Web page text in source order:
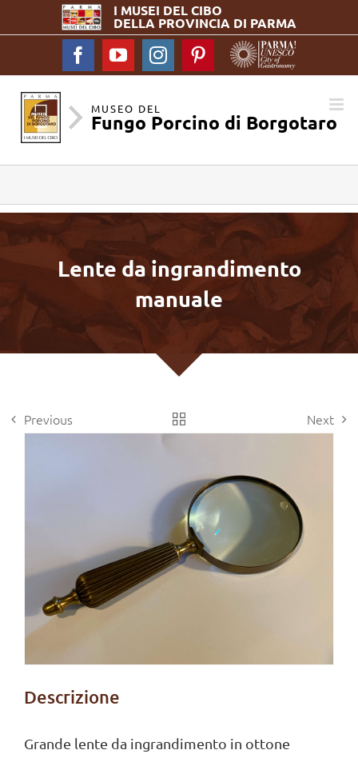
I MUSEI DELCIBO
DELLA PROVINCIA DI PARMA
FacebookYouTubeInstagramPinterest
MUSEO DEL
Fungo Porcino di Borgotaro
Lente da ingrandimento
manuale
Previous Next
Descrizione
Grande lente da ingrandimento in ottone